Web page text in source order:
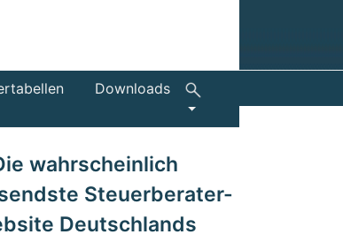
Downloads
wahrscheinlich
Steuerberater-
Deutschlands